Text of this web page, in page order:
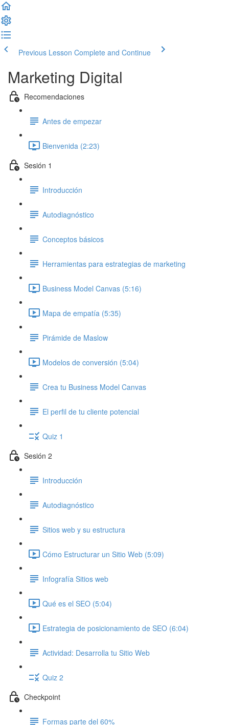
Previous Lesson Complete and Continue
Marketing Digital
Recomendaciones
Antes de empezar
Bienvenida (2:23)
Sesión 1
Introducción
Autodiagnóstico
Conceptos básicos
Herramientas para estrategias de marketing
Business Model Canvas (5:16)
Mapa de empatía (5:35)
Pirámide de Maslow
Modelos de conversión (5:04)
Crea tu Business Model Canvas
El perfil de tu cliente potencial
Quiz 1
Sesión 2
Introducción
Autodiagnóstico
Sitios web y su estructura
Cómo Estructurar un Sitio Web (5:09)
Infografía Sitios web
Qué es el SEO (5:04)
Estrategia de posicionamiento de SEO (6:04)
Actividad: Desarrolla tu Sitio Web
Quiz 2
Checkpoint
Formas parte del 60%